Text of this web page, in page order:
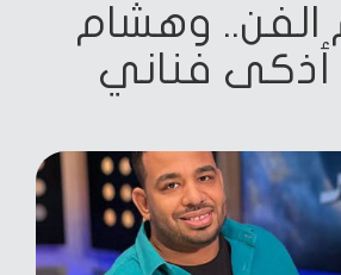
الفن.. وهشام
أذكى فناني